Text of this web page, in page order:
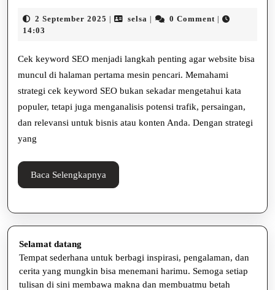
Keyword
SEO
untuk
Meningkatkan
Trafik
2 September 2025 2
selsa selsa 0 Comment
14:03
Cek keyword SEO menjadi langkah penting agar website bisa
muncul di halaman pertama mesin pencari. Memahami
strategi cek keyword SEO bukan sekadar mengetahui kata
populer, tetapi juga menganalisis potensi trafik, persaingan,
dan relevansi untuk bisnis atau konten Anda. Dengan strategi
yang
Baca Selengkapnya
Selengkapnya
Selamat datang
Tempat sederhana untuk berbagi inspirasi, pengalaman, dan
cerita yang mungkin bisa menemani harimu. Semoga setiap
tulisan di sini membawa makna dan membuatmu betah